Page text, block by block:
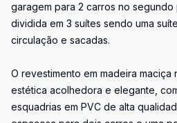
garagem para 2 carros no
dividida em 3 suítes sendo uma
circulação e sacadas.
O revestimento em madeira maciça
estética acolhedora e elegante,
esquadrias em PVC de alta